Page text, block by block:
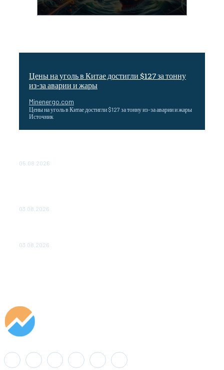
Цены на уголь в Китае достигли $127 за тонну
из-за аварии и жары
Minenergo.com
Цены на уголь в Китае достигли $127 за тонну из-за аварии и жары
Источник
05.08.2026
03.08.2026
03.08.2026